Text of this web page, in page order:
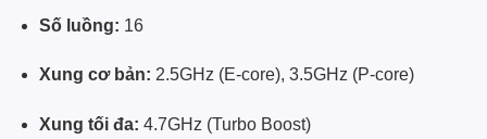
Số luồng: 16
Xung cơ bản: 2.5GHz (E-core), 3.5GHz (P-core)
Xung tối đa: 4.7GHz (Turbo Boost)